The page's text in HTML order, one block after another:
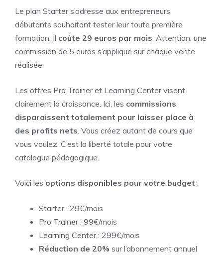
Le plan Starter s’adresse aux entrepreneurs
débutants souhaitant tester leur toute première
formation. Il coûte 29 euros par mois. Attention, une
commission de 5 euros s’applique sur chaque vente
réalisée.
Les offres Pro Trainer et Learning Center visent
clairement la croissance. Ici, les commissions
disparaissent totalement pour laisser place à
des profits nets. Vous créez autant de cours que
vous voulez. C’est la liberté totale pour votre
catalogue pédagogique.
Voici les options disponibles pour votre budget :
Starter : 29€/mois
Pro Trainer : 99€/mois
Learning Center : 299€/mois
Réduction de 20% sur l’abonnement annuel